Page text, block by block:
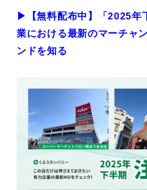
▶︎【無料配布中】「2025年
業における最新のマーチャ
ンドを知る